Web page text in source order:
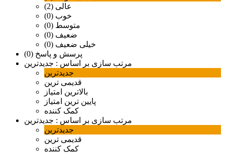
عالی (2)
خوب (0)
متوسط (0)
ضعیف (0)
خیلی ضعیف (0)
پرسش و پاسخ (0)
مرتب سازی بر اساس : جدیدترین
جدیدترین
قدیمی ترین
بالاترین امتیاز
پایین ترین امتیاز
کمک کننده
مرتب سازی بر اساس : جدیدترین
جدیدترین
قدیمی ترین
کمک کننده